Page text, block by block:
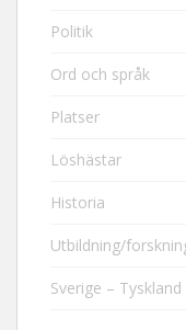
Politik
Ord och språk
Platser
Löshästar
Historia
Utbildning/
Sverige – Tyskland